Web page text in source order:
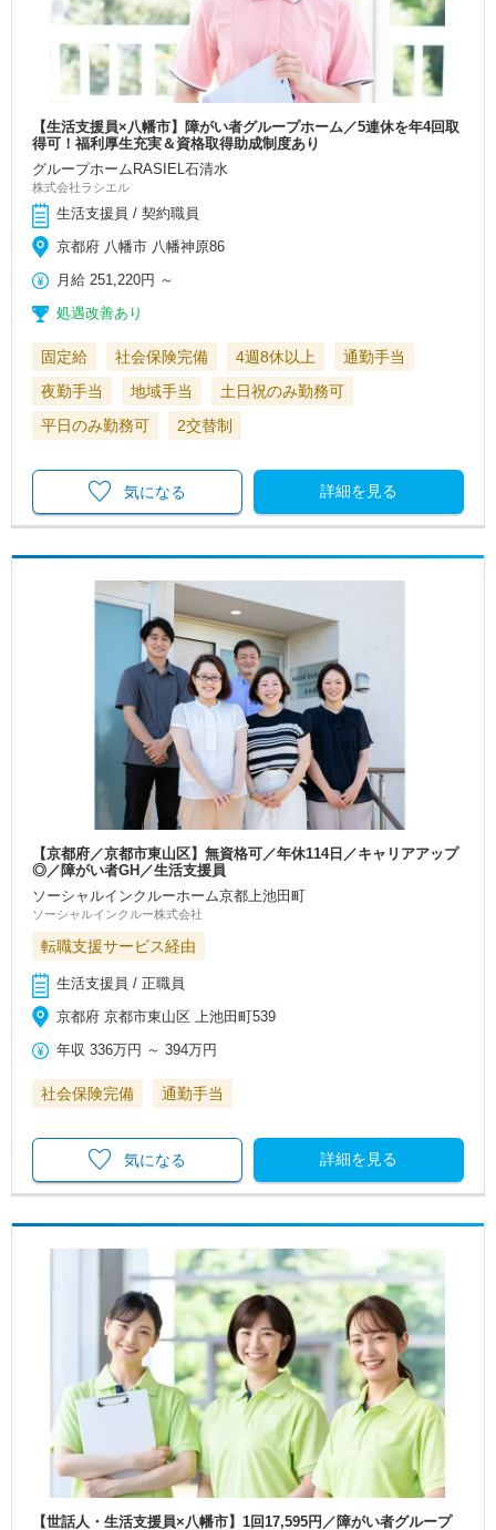
【生活支援員×八幡市】障がい者グループホーム／5連休を年4回取
得可！福利厚生充実＆資格取得助成制度あり
グループホームRASIEL石清水
株式会社ラシエル
生活支援員 / 契約職員
京都府 八幡市 八幡神原86
月給 251,220円 ～
処遇改善あり
固定給 社会保険完備 4週8休以上
通勤手当
夜勤手当
地域手当
土日祝のみ勤務可
平日のみ勤務可
2交替制
詳細を見る
気になる
【京都府／京都市東山区】無資格可／年休114日／キャリアアップ
◎／障がい者GH／生活支援員
ソーシャルインクルーホーム京都上池田町
ソーシャルインクルー株式会社
転職支援サービス経由
生活支援員 / 正職員
京都府 京都市東山区 上池田町539
年収 336万円 ～394万円
社会保険完備 通勤手当
詳細を見る
気になる
【世話人・生活支援員×八幡市】1回17,595円／障がい者グループ